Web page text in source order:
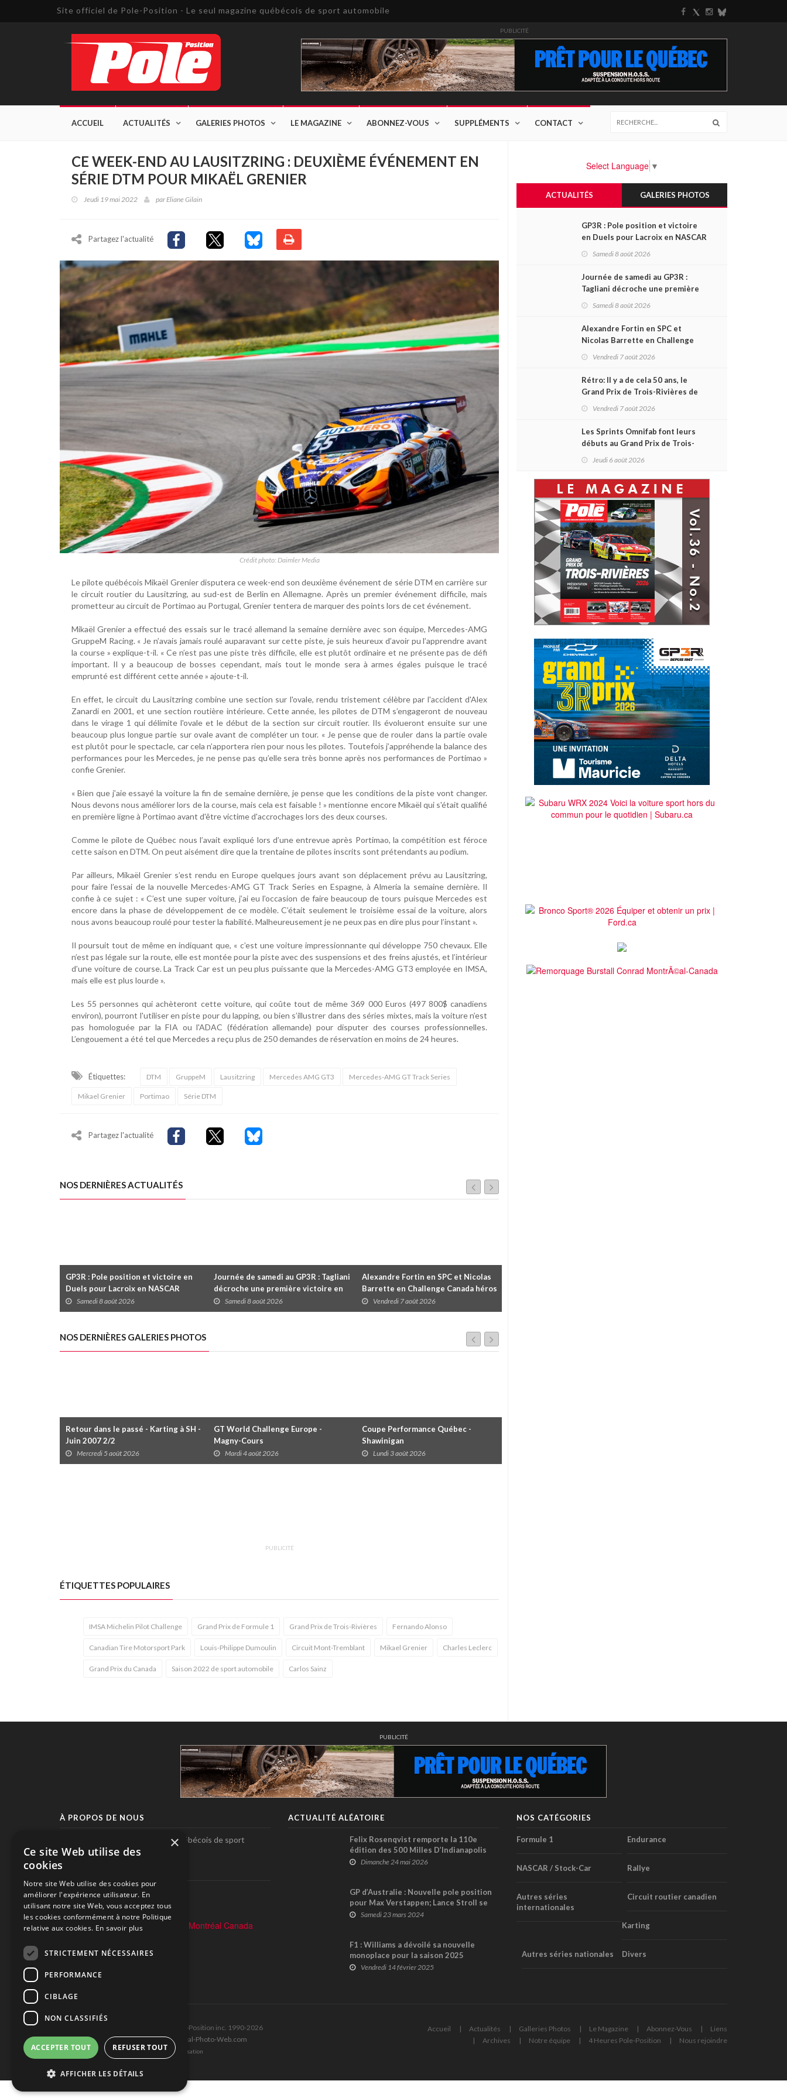
Site officiel de Pole-Position - Le seul magazine québécois de sport automobile
PUBLICITÉ
ACCUEIL ACTUALITÉS GALERIES PHOTOS LE MAGAZINE ABONNEZ-VOUS SUPPLÉMENTS CONTACT
CE WEEK-END AU LAUSITZRING : DEUXIÈME ÉVÉNEMENT EN
SÉRIE DTM POUR MIKAËL GRENIER
Jeudi 19 mai 2022 parEliane Gilain
Partagez l'actualité
Crédit photo: Daimler Media
Le pilote québécois Mikaël Grenier disputera ce week-end son deuxième événement de série DTM en carrière sur
le circuit routier du Lausitzring, au sud-est de Berlin en Allemagne. Après un premier événement difficile, mais
prometteur au circuit de Portimao au Portugal, Grenier tentera de marquer des points lors de cet événement.
Mikaël Grenier a effectué des essais sur le tracé allemand la semaine dernière avec son équipe, Mercedes-AMG
GruppeM Racing. « Je n’avais jamais roulé auparavant sur cette piste, je suis heureux d’avoir pu l’apprendre avant
la course » explique-t-il. « Ce n’est pas une piste très difficile, elle est plutôt ordinaire et ne présente pas de défi
important. Il y a beaucoup de bosses cependant, mais tout le monde sera à armes égales puisque le tracé
emprunté est différent cette année » ajoute-t-il.
En effet, le circuit du Lausitzring combine une section sur l'ovale, rendu tristement célèbre par l'accident d'Alex
Zanardi en 2001, et une section routière intérieure. Cette année, les pilotes de DTM s’engageront de nouveau
dans le virage 1 qui délimite l'ovale et le début de la section sur circuit routier. Ils évolueront ensuite sur une
beaucoup plus longue partie sur ovale avant de compléter un tour. « Je pense que de rouler dans la partie ovale
est plutôt pour le spectacle, car cela n’apportera rien pour nous les pilotes. Toutefois j’appréhende la balance des
performances pour les Mercedes, je ne pense pas qu’elle sera très bonne après nos performances de Portimao »
confie Grenier.
« Bien que j’aie essayé la voiture la fin de semaine dernière, je pense que les conditions de la piste vont changer.
Nous devons nous améliorer lors de la course, mais cela est faisable ! » mentionne encore Mikaël qui s'était qualifié
en première ligne à Portimao avant d'être victime d'accrochages lors des deux courses.
Comme le pilote de Québec nous l’avait expliqué lors d’une entrevue après Portimao, la compétition est féroce
cette saison en DTM. On peut aisément dire que la trentaine de pilotes inscrits sont prétendants au podium.
Par ailleurs, Mikaël Grenier s’est rendu en Europe quelques jours avant son déplacement prévu au Lausitzring,
pour faire l’essai de la nouvelle Mercedes-AMG GT Track Series en Espagne, à Almeria la semaine dernière. Il
confie à ce sujet : « C’est une super voiture, j’ai eu l’occasion de faire beaucoup de tours puisque Mercedes est
encore dans la phase de développement de ce modèle. C’était seulement le troisième essai de la voiture, alors
nous avons beaucoup roulé pour tester la fiabilité. Malheureusement je ne peux pas en dire plus pour l’instant ».
Il poursuit tout de même en indiquant que, « c’est une voiture impressionnante qui développe 750 chevaux. Elle
n’est pas légale sur la route, elle est montée pour la piste avec des suspensions et des freins ajustés, et l’intérieur
d’une voiture de course. La Track Car est un peu plus puissante que la Mercedes-AMG GT3 employée en IMSA,
mais elle est plus lourde ».
Les 55 personnes qui achèteront cette voiture, qui coûte tout de même 369 000 Euros (497 800$ canadiens
environ), pourront l'utiliser en piste pour du lapping, ou bien s’illustrer dans des séries mixtes, mais la voiture n’est
pas homologuée par la FIA ou l'ADAC (fédération allemande) pour disputer des courses professionnelles.
L’engouement a été tel que Mercedes a reçu plus de 250 demandes de réservation en moins de 24 heures.
Étiquettes: DTM GruppeM Lausitzring Mercedes AMG GT3 Mercedes-AMG GT Track Series
Mikael Grenier Portimao Série DTM
Partagez l'actualité
NOS DERNIÈRES ACTUALITÉS
GP3R : Pole position et victoire en
Duels pour Lacroix en NASCAR
Canada; Camirand remporte l'autre
Duels
Samedi 8 août 2026
Journée de samedi au GP3R : Tagliani
décroche une première victoire en
Coupe Radical; des courses très
disputées dans toutes les séries
Samedi 8 août 2026
Alexandre Fortin en SPC et Nicolas
Barrette en Challenge Canada héros
des premières courses du week-end
au GP3R
Vendredi 7 août 2026
NOS DERNIÈRES GALERIES PHOTOS
Retour dans le passé - Karting à SH -
Juin 2007 2/2
Mercredi 5 août 2026
GT World Challenge Europe -
Magny-Cours
Mardi 4 août 2026
Coupe Performance Québec -
Shawinigan
Lundi 3 août 2026
PUBLICITÉ
ÉTIQUETTES POPULAIRES
IMSA Michelin Pilot Challenge Grand Prix de Formule 1 Grand Prix de Trois-Rivières Fernando Alonso
Canadian Tire Motorsport Park Louis-Philippe Dumoulin Circuit Mont-Tremblant Mikael Grenier Charles Leclerc
Grand Prix du Canada Saison 2022 de sport automobile Carlos Sainz
Select Language ▼
ACTUALITÉS GALERIES PHOTOS
GP3R : Pole position et victoire
en Duels pour Lacroix en NASCAR
Canada; Camirand remporte
Samedi 8 août 2026
Journée de samedi au GP3R :
Tagliani décroche une première
victoire en Coupe Radical; des
toutes les séries
Samedi 8 août 2026
Alexandre Fortin en SPC et
Nicolas Barrette en Challenge
Canada héros des premières
Vendredi 7 août 2026
Rétro: Il y a de cela 50 ans, le
Grand Prix de Trois-Rivières de
1976
Vendredi 7 août 2026
Les Sprints Omnifab font leurs
débuts au Grand Prix de Trois-
Rivières avec un format inspiré
Jeudi 6 août 2026
PUBLICITÉ
À PROPOS DE NOUS
Pole-Position, le seul magazine québécois de sport
automobile.
SUIVEZ-NOUS
ACTUALITÉ ALÉATOIRE
Felix Rosenqvist remporte la 110e
édition des 500 Milles D’Indianapolis
par la plus petite marge dans l’histoire
Dimanche 24 mai 2026
GP d’Australie : Nouvelle pole position
pour Max Verstappen; Lance Stroll se
qualifie 9ème
Samedi 23 mars 2024
F1 : Williams a dévoilé sa nouvelle
monoplace pour la saison 2025
Vendredi 14 février 2025
NOS CATÉGORIES
Formule 1 Endurance
NASCAR / Stock-Car Rallye
Autres séries
internationales
Circuit routier canadien
Karting
Autres séries nationales Divers
Tous droits réservés © Les Éditions Pole-Position inc. 1990-2026
Ce site est produit et hébergé par Montréal-Photo-Web.com
Politique de confidentialité et Conditions d’utilisation
Accueil Actualités Galleries Photos Le Magazine Abonnez-Vous
Liens
Archives
Notre équipe 4 Heures Pole-Position Nous rejoindre
×
Ce site Web utilise des
cookies
Notre site Web utilise des cookies pour
améliorer l'expérience utilisateur. En
utilisant notre site Web, vous acceptez tous
les cookies conformément à notre Politique
relative aux cookies. En savoir plus
STRICTEMENT NÉCESSAIRES
PERFORMANCE
CIBLAGE
NON CLASSIFIÉS
ACCEPTER TOUT REFUSER TOUT
AFFICHER LES DÉTAILS